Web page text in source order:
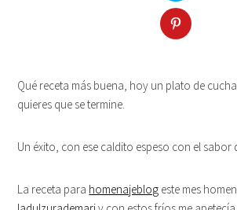
Qué receta más buena, hoy un plato de
quieres que se termine.
Un éxito, con ese caldito espeso con el sabor
La receta para homenajeblog este mes